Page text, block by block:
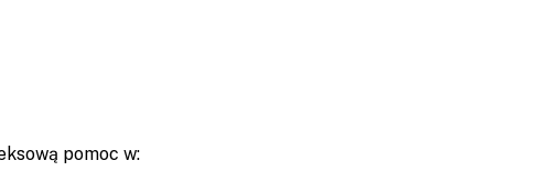
pomoc w: